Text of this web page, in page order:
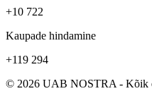
+10 722
Kaupade hindamine
+119 294
© 2026 UAB NOSTRA - Kõik